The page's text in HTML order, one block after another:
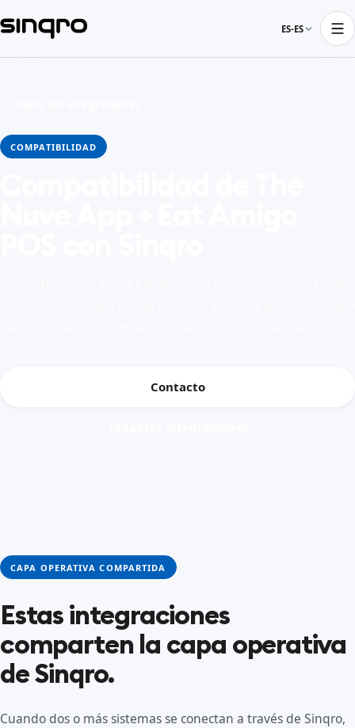
ES-ES
COMPATIBILIDAD
Contacto
CAPA OPERATIVA COMPARTIDA
Estas integraciones
comparten la capa operativa
de Sinqro.
Cuando dos o más sistemas se conectan a través de Sinqro,